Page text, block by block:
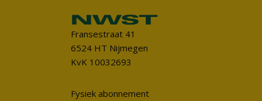
Fransestraat 41
6524 HT Nijmegen
KvK 10032693
Fysiek abonnement